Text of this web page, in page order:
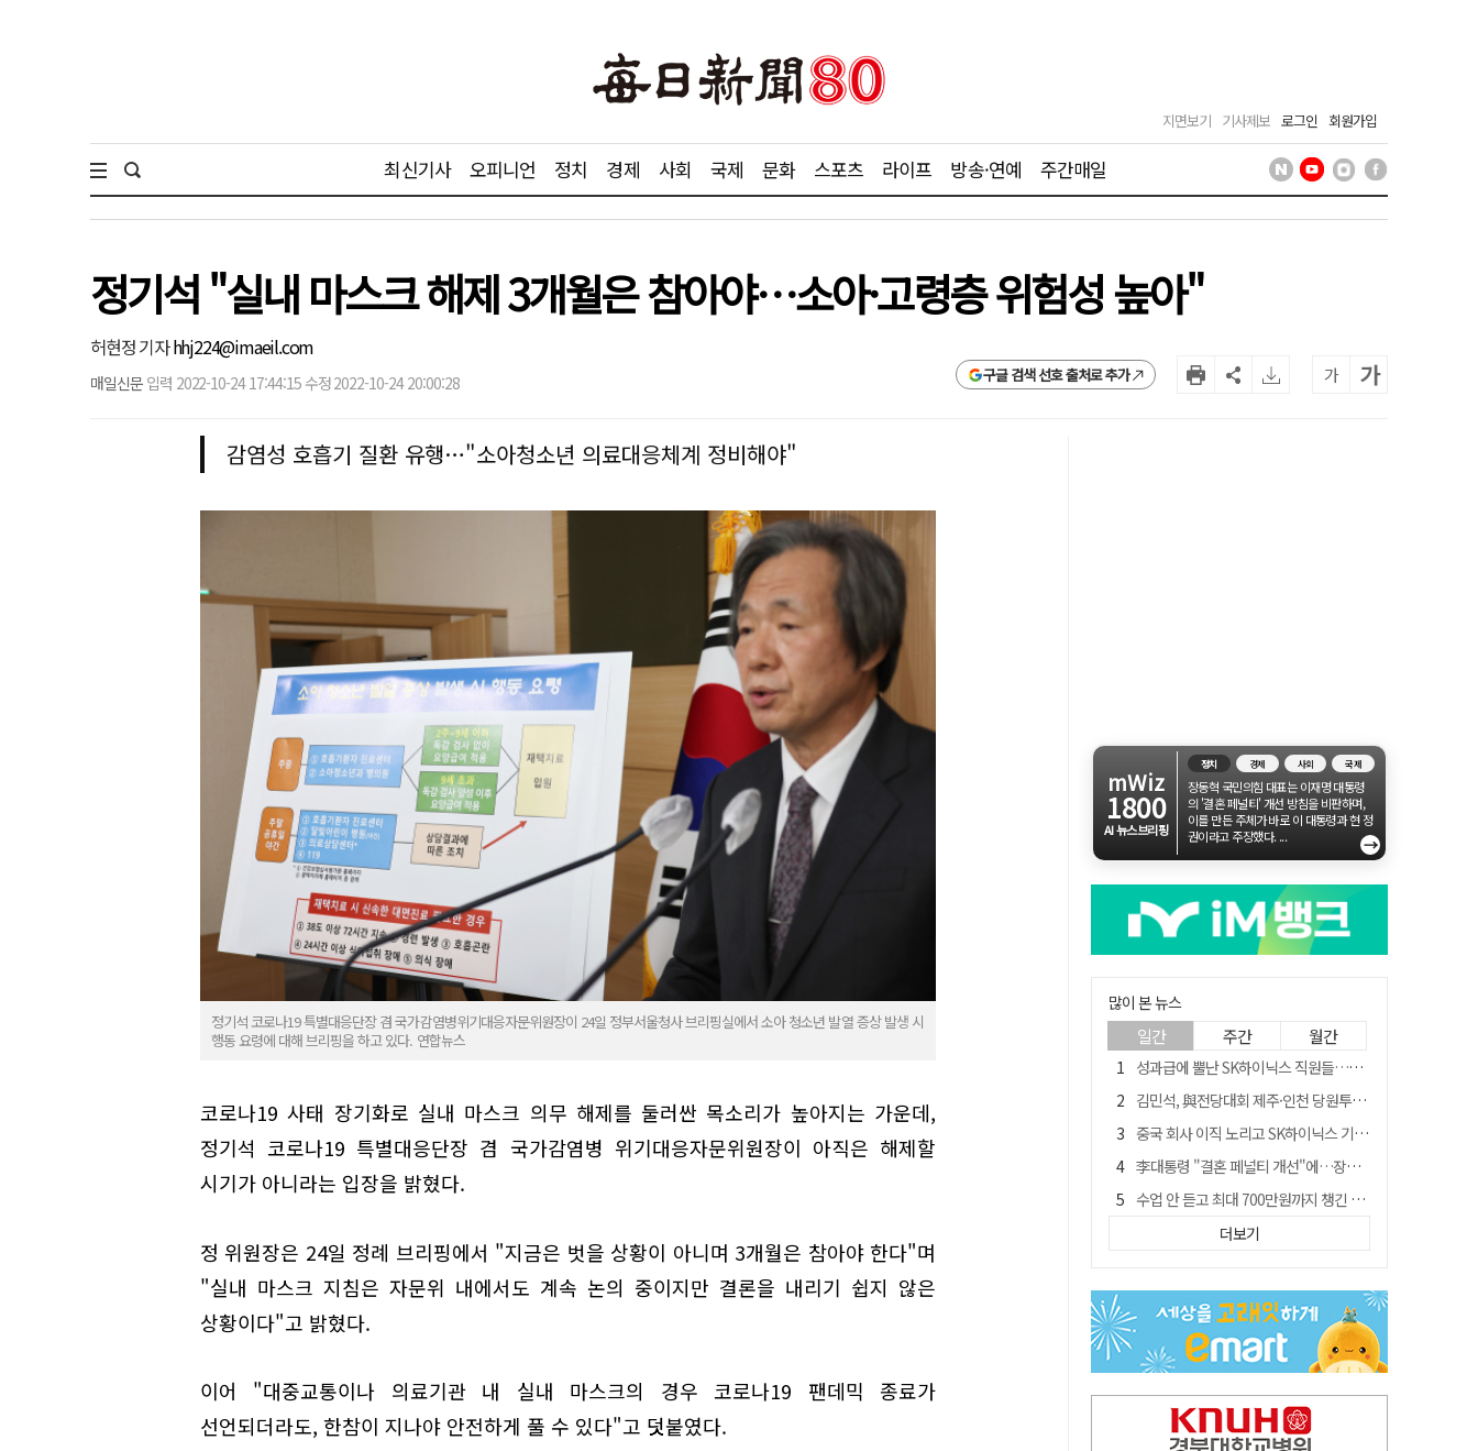
지면보기 기사제보 로그인 회원가입
최신기사 오피니언 정치 경제 사회 국제 문화 스포츠 라이프 방송·연예 주간매일
정기석 "실내 마스크 해제 3개월은 참아야…소아·고령층 위험성 높아"
허현정 기자hhj224@imaeil.com
매일신문 입력 2022-10-24 17:44:15 수정 2022-10-24 20:00:28 구글 검색 선호 출처로 추가 가 가
감염성 호흡기 질환 유행…"소아청소년 의료대응체계 정비해야"
정기석 코로나19 특별대응단장 겸 국가감염병위기대응자문위원장이 24일 정부서울청사 브리핑실에서 소아 청소년 발열 증상 발생 시
행동 요령에 대해 브리핑을 하고 있다. 연합뉴스
코로나19 사태 장기화로 실내 마스크 의무 해제를 둘러싼 목소리가 높아지는 가운데,
정기석 코로나19 특별대응단장 겸 국가감염병 위기대응자문위원장이 아직은 해제할
시기가 아니라는 입장을 밝혔다.
정 위원장은 24일 정례 브리핑에서 "지금은 벗을 상황이 아니며 3개월은 참아야 한다"며
"실내 마스크 지침은 자문위 내에서도 계속 논의 중이지만 결론을 내리기 쉽지 않은
상황이다"고 밝혔다.
이어 "대중교통이나 의료기관 내 실내 마스크의 경우 코로나19 팬데믹 종료가
선언되더라도, 한참이 지나야 안전하게 풀 수 있다"고 덧붙였다.
mWiz
1800
AI 뉴스브리핑
정치 경제 사회 국제
장동혁 국민의힘 대표는 이재명 대통령
의 '결혼 페널티' 개선 방침을 비판하며,
이를 만든 주체가 바로 이 대통령과 현 정
권이라고 주장했다. ...
→
많이 본 뉴스
일간 주간 월간
성과급에 뿔난 SK하이닉스 직원들…3500명 모여 '새 노조' 만든다
김민석, 與전당대회 제주·인천 당원투표서 승리…누적 득표는 '초박빙'
중국 회사 이직 노리고 SK하이닉스 기밀 빼돌려…결국 실형
李대통령 "결혼 페널티 개선"에…장동혁 "그 페널티 만든 게 이 정권"
수업 안 듣고 최대 700만원까지 챙긴 포항 A대학 '유령 선수' 등 19명 무더기 송치
트럼프 만난 손현보 목사…"현재 자유대한민국 여러 면에서 어려움"
경북 칠곡시니어클럽 커피앤솝 사업단…자개소품 만들기 문화체험 운영
"아버지 외출한 사이"…흉기로 40대母 살해한 고교 자퇴생, 구속 기로에
신축 줄고 리모델링 뜨자…건설업계, 로봇·모듈러로 방향 튼다
더보기